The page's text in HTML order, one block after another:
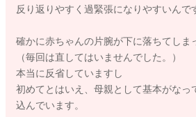
反り返りやすく過緊張になりやすいんで
確かに赤ちゃんの片腕が下に落ちてしま
（毎回は直してはいませんでした。）
本当に反省していますし
初めてとはいえ、母親として基本がなっ
込んでいます。